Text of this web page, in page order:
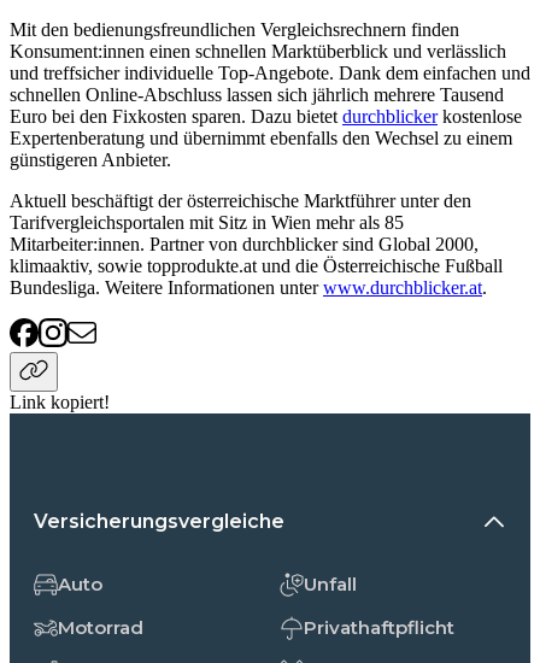
Mit den bedienungsfreundlichen Vergleichsrechnern finden
Konsument:innen einen schnellen Marktüberblick und verlässlich
und treffsicher individuelle Top-Angebote. Dank dem einfachen und
schnellen Online-Abschluss lassen sich jährlich mehrere Tausend
Euro bei den Fixkosten sparen. Dazu bietet durchblickerkostenlose
Expertenberatung und übernimmt ebenfalls den Wechsel zu einem
günstigeren Anbieter.
Aktuell beschäftigt der österreichische Marktführer unter den
Tarifvergleichsportalen mit Sitz in Wien mehr als 85
Mitarbeiter:innen. Partner von durchblicker sind Global 2000,
klimaaktiv, sowie topprodukte.at und die Österreichische Fußball
Bundesliga. Weitere Informationen unterwww.durchblicker.at.
Link kopiert!
Versicherungsvergleiche
Auto
Motorrad
Unfall
Privathaftpflicht